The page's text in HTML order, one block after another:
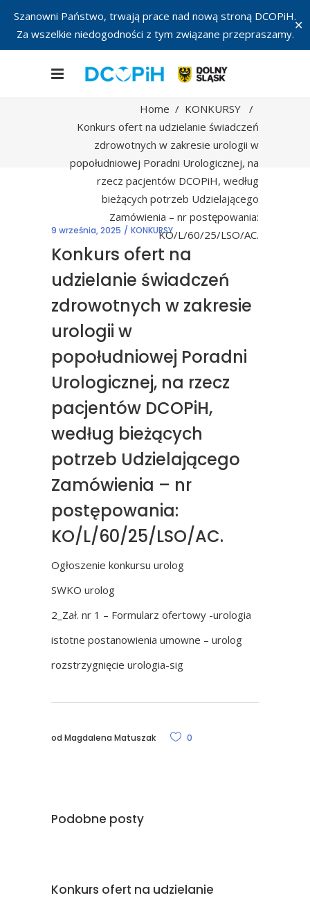
Szanowni Państwo, trwają prace nad nową stroną DCOPiH.
Za wszelkie niedogodności z tym związane przepraszamy.
✕
Home / KONKURSY /
Konkurs ofert na udzielanie świadczeń
zdrowotnych w zakresie urologii w
popołudniowej Poradni Urologicznej, na
rzecz pacjentów DCOPiH, według
bieżących potrzeb Udzielającego
Zamówienia – nr postępowania:
KO/L/60/25/LSO/AC.
9 września, 2025 KONKURSY
Konkurs ofert na
udzielanie świadczeń
zdrowotnych w zakresie
urologii w
popołudniowej Poradni
Urologicznej, na rzecz
pacjentów DCOPiH,
według bieżących
potrzeb Udzielającego
Zamówienia – nr
postępowania:
KO/L/60/25/LSO/AC.
Ogłoszenie konkursu urolog
SWKO urolog
2_Zał. nr 1 – Formularz ofertowy -urologia
istotne postanowienia umowne – urolog
rozstrzygnięcie urologia-sig
od Magdalena Matuszak 0
Podobne posty
Konkurs ofert na udzielanie